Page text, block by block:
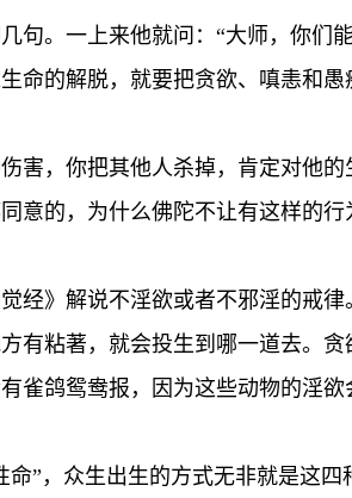
句。一上来他就问：“大师，你们
的解脱，就要把贪欲、嗔恚和愚
害，你把其他人杀掉，肯定对他
意的，为什么佛陀不让有这样的
经》解说不淫欲或者不邪淫的戒
有粘著，就会投生到哪一道去。
雀鸽鸳鸯报，因为这些动物的淫
”，众生出生的方式无非就是这四